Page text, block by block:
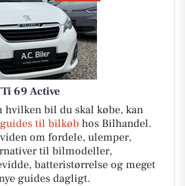
69 Active
hvilken bil du skal købe, kan
til bilkøb hos Bilhandel.
om fordele, ulemper,
til bilmodeller,
batteristørrelse og meget
guides dagligt.